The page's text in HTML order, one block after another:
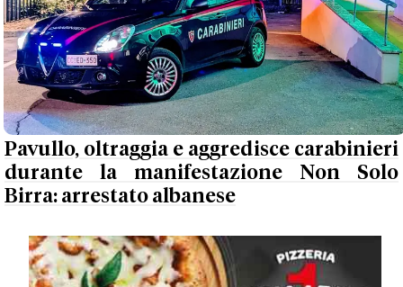
Pavullo, oltraggia e aggredisce carabinieri
durante la manifestazione Non Solo
Birra: arrestato albanese